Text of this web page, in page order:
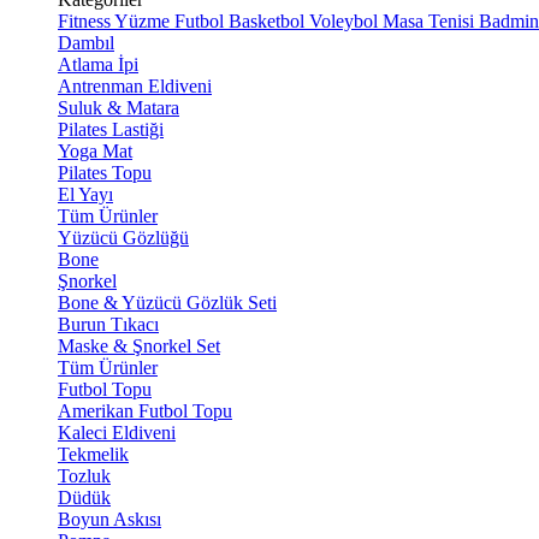
FitnessYüzme Futbol Basketbol Voleybol Masa Tenisi
Dambıl
Atlama İpi
Antrenman Eldiveni
Suluk & Matara
Pilates Lastiği
Yoga Mat
Pilates Topu
El Yayı
Tüm Ürünler
Yüzücü Gözlüğü
Bone
Şnorkel
Bone & Yüzücü Gözlük Seti
Burun Tıkacı
Maske & Şnorkel Set
Tüm Ürünler
Futbol Topu
Amerikan Futbol Topu
Kaleci Eldiveni
Tekmelik
Tozluk
Düdük
Boyun Askısı